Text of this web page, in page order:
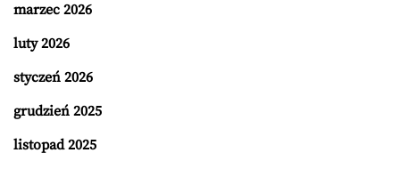
marzec 2026
luty 2026
styczeń 2026
grudzień 2025
listopad 2025